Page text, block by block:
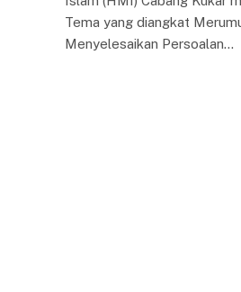
Tema yang diangkat
Menyelesaikan Persoalan…